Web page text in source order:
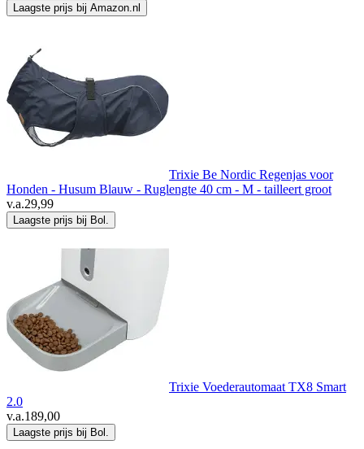
Laagste prijs bij Amazon.nl
Trixie Be Nordic Regenjas voor
Honden - Husum Blauw - Ruglengte 40 cm - M - tailleert groot
v.a.29,99
Laagste prijs bij Bol.
Trixie Voederautomaat TX8 Smart
2.0
v.a.189,00
Laagste prijs bij Bol.